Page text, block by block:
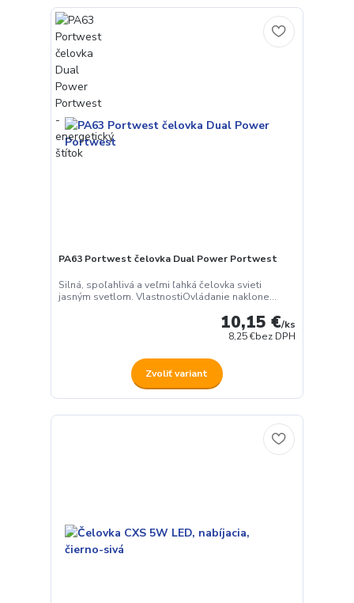
PA63 Portwest čelovka Dual Power Portwest
Silná, spoľahlivá a veľmi ľahká čelovka svieti
jasným svetlom. VlastnostiOvládanie naklone...
10,15 €/ks
8,25 €bez DPH
Zvoliť variant